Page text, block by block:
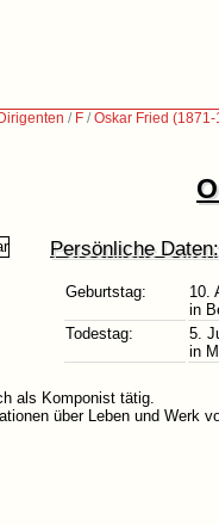
/ F /Oskar Fried
Persönliche Daten:
Geburtstag:
10.
in
Todestag:
5.
in
als Komponist tätig.
über Leben und Werk